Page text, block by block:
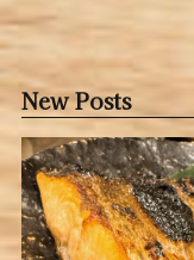
New Posts